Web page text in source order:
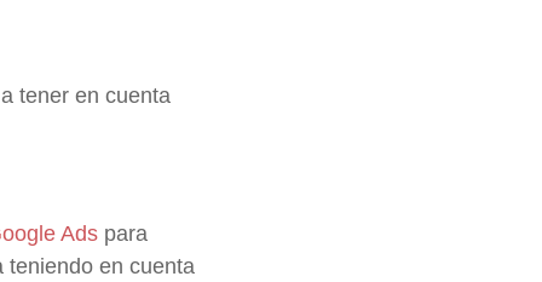
tener en cuenta
Ads para
teniendo en cuenta